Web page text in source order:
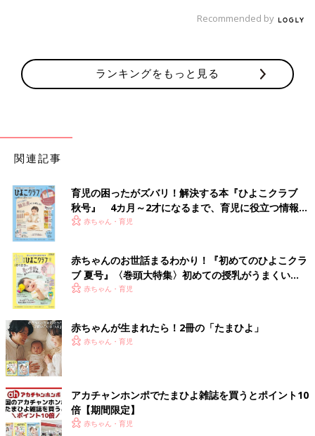
Recommended by
ランキングをもっと見る
関連記事
育児の困ったがズバリ！解決する本『ひよこクラブ
秋号』 4カ月～2才になるまで、育児に役立つ情報が
いっぱい！
赤ちゃん・育児
赤ちゃんのお世話まるわかり！『初めてのひよこクラ
ブ 夏号』〈巻頭大特集〉初めての授乳がうまくい
く！ おっぱい・ミルクの基本と夏のトラブル 解決テ
赤ちゃん・育児
赤ちゃんが生まれたら！2冊の「たまひよ」
赤ちゃん・育児
アカチャンホンポでたまひよ雑誌を買うとポイント10
倍【期間限定】
赤ちゃん・育児